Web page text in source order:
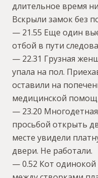
длительное время
Вскрыли замок без
— 21.55 Еще один
отбой в пути
— 22.31 Грузная
упала на пол.
оставили на
медицинской
— 23.20
просьбой открыть
месте увидели
двери. Не работали.
— 0.52 Кот